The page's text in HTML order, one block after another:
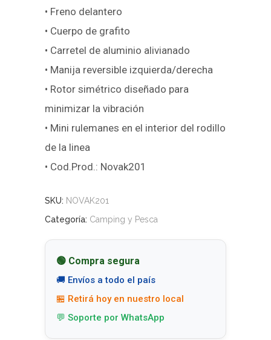
• Freno delantero
• Cuerpo de grafito
• Carretel de aluminio alivianado
• Manija reversible izquierda/derecha
• Rotor simétrico diseñado para
minimizar la vibración
• Mini rulemanes en el interior del rodillo
de la linea
• Cod.Prod.: Novak201
SKU: NOVAK201
Categoría: Camping y Pesca
🟢 Compra segura
🚚 Envíos a todo el país
🏪 Retirá hoy en nuestro local
💬 Soporte por WhatsApp